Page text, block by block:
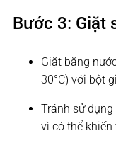
Bước 3: Giặt
Giặt bằng
30°C) với bột
Tránh sử
vì có thể khiến